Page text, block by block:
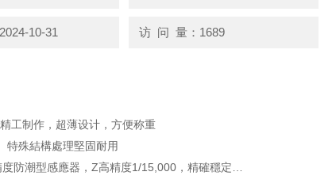
10-31 访 问 量：1689
工制作，超薄设计，方便称重
特殊結構處理堅固耐用
度防潮型感應器，Z高精度1/15,000，精確穩定